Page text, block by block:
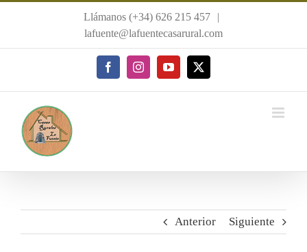
Llámanos (+34) 626 215 457
|
lafuente@lafuentecasarural.com
FacebookInstagramYouTube
X
Anterior Siguiente